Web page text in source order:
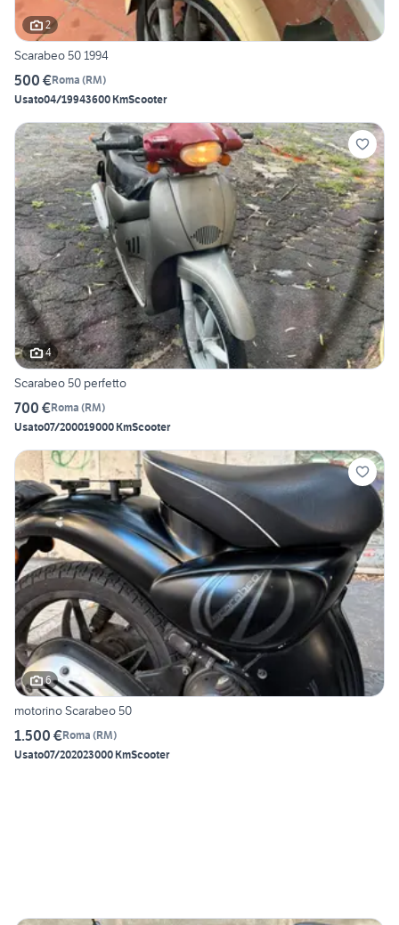
2
Scarabeo 50 1994
500 €Roma (RM)
Usato04/19943600 KmScooter
4
Scarabeo 50 perfetto
700 €Roma (RM)
Usato07/200019000 KmScooter
6
motorino Scarabeo 50
1.500 €Roma (RM)
Usato07/202023000 KmScooter